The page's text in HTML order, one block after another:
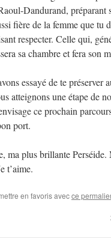
Dandurand, préparant
fière de la femme que tu
respecter. Celle qui,
sa chambre et fera son
essayé de te préserver
atteignons une étape de
ce prochain
port.
ma plus brillante Perséide.
t’aime.
en favoris avecce